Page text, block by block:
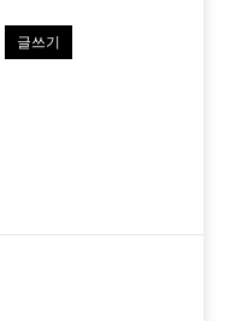
글쓰기